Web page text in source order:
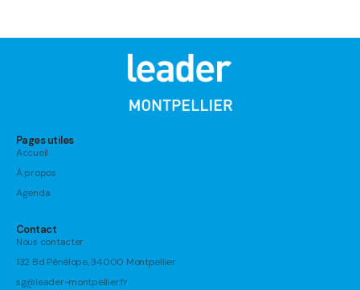
Pages utiles
Accueil
À propos
Agenda
Contact
Nous contacter
132 Bd Pénélope, 34000 Montpellier
sg@leader-montpellier.fr